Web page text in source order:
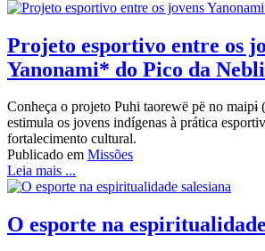
Projeto esportivo entre os
Yanonami* do Pico da
Conheça o projeto Puhi taorewë pë no maipɨ
estimula os jovens indígenas à prática
fortalecimento cultural.
Publicado em Missões
Leia mais ...
O esporte na